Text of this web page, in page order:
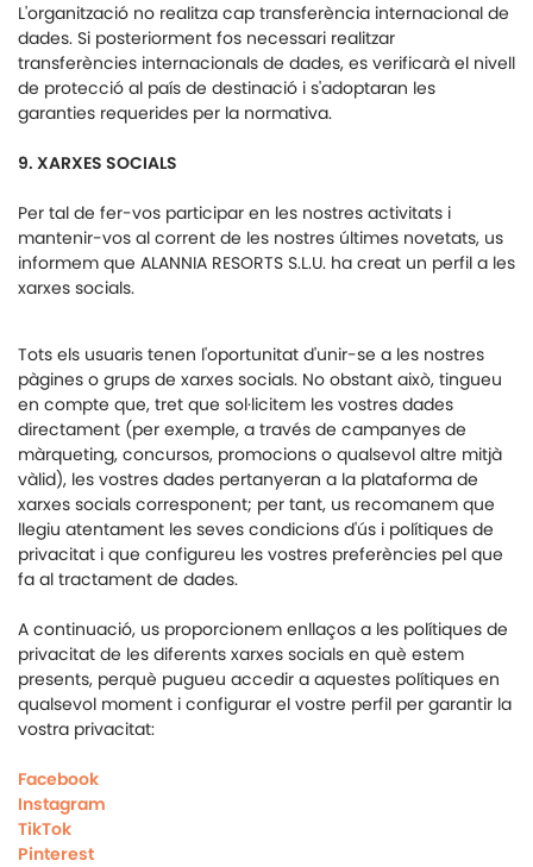
L'organització no realitza cap transferència internacional de
dades. Si posteriorment fos necessari realitzar
transferències internacionals de dades, es verificarà el nivell
de protecció al país de destinació i s'adoptaran les
garanties requerides per la normativa.
9. XARXES SOCIALS
Per tal de fer-vos participar en les nostres activitats i
mantenir-vos al corrent de les nostres últimes novetats, us
informem que ALANNIA RESORTS S.L.U. ha creat un perfil a les
xarxes socials.
Tots els usuaris tenen l'oportunitat d'unir-se a les nostres
pàgines o grups de xarxes socials. No obstant això, tingueu
en compte que, tret que sol·licitem les vostres dades
directament (per exemple, a través de campanyes de
màrqueting, concursos, promocions o qualsevol altre mitjà
vàlid), les vostres dades pertanyeran a la plataforma de
xarxes socials corresponent; per tant, us recomanem que
llegiu atentament les seves condicions d'ús i polítiques de
privacitat i que configureu les vostres preferències pel que
fa al tractament de dades.
A continuació, us proporcionem enllaços a les polítiques de
privacitat de les diferents xarxes socials en què estem
presents, perquè pugueu accedir a aquestes polítiques en
qualsevol moment i configurar el vostre perfil per garantir la
vostra privacitat:
Facebook
Instagram
TikTok
Pinterest